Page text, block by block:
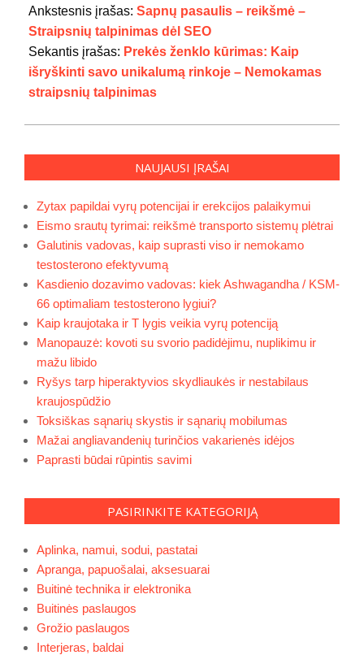
07-
21
Ankstesnis įrašas: Sapnų pasaulis – reikšmė –
Straipsnių talpinimas dėl SEO
Sekantis įrašas: Prekės ženklo kūrimas: Kaip
išryškinti savo unikalumą rinkoje – Nemokamas
straipsnių talpinimas
NAUJAUSI ĮRAŠAI
Zytax papildai vyrų potencijai ir erekcijos palaikymui
Eismo srautų tyrimai: reikšmė transporto sistemų plėtrai
Galutinis vadovas, kaip suprasti viso ir nemokamo
testosterono efektyvumą
Kasdienio dozavimo vadovas: kiek Ashwagandha / KSM-
66 optimaliam testosterono lygiui?
Kaip kraujotaka ir T lygis veikia vyrų potenciją
Manopauzė: kovoti su svorio padidėjimu, nuplikimu ir
mažu libido
Ryšys tarp hiperaktyvios skydliaukės ir nestabilaus
kraujospūdžio
Toksiškas sąnarių skystis ir sąnarių mobilumas
Mažai angliavandenių turinčios vakarienės idėjos
Paprasti būdai rūpintis savimi
PASIRINKITE KATEGORIJĄ
Aplinka, namui, sodui, pastatai
Apranga, papuošalai, aksesuarai
Buitinė technika ir elektronika
Buitinės paslaugos
Grožio paslaugos
Interjeras, baldai